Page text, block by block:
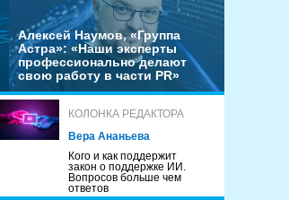
Алексей Наумов, «Группа
Астра»: «Наши эксперты
профессионально делают
свою работу в части PR»
КОЛОНКА РЕДАКТОРА
Вера Ананьева
Кого и как поддержит
закон о поддержке ИИ.
Вопросов больше чем
ответов